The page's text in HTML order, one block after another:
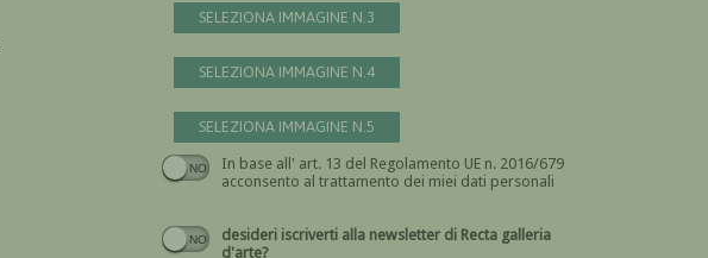
SELEZIONA IMMAGINE N.3
SELEZIONA IMMAGINE N.4
SELEZIONA IMMAGINE N.5
In base all' art. 13 del Regolamento UE n. 2016/679
acconsento al trattamento dei miei dati personali
Devi dare il consenso
desideri iscriverti alla newsletter di Recta galleria
d'arte?